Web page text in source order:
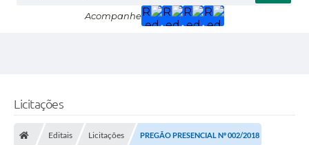
Acompanhe
Licitações
Editais Licitações PREGÃO PRESENCIAL Nº 002/2018